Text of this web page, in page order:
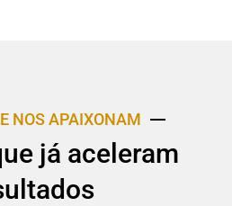
NOS APAIXONAM
já aceleram